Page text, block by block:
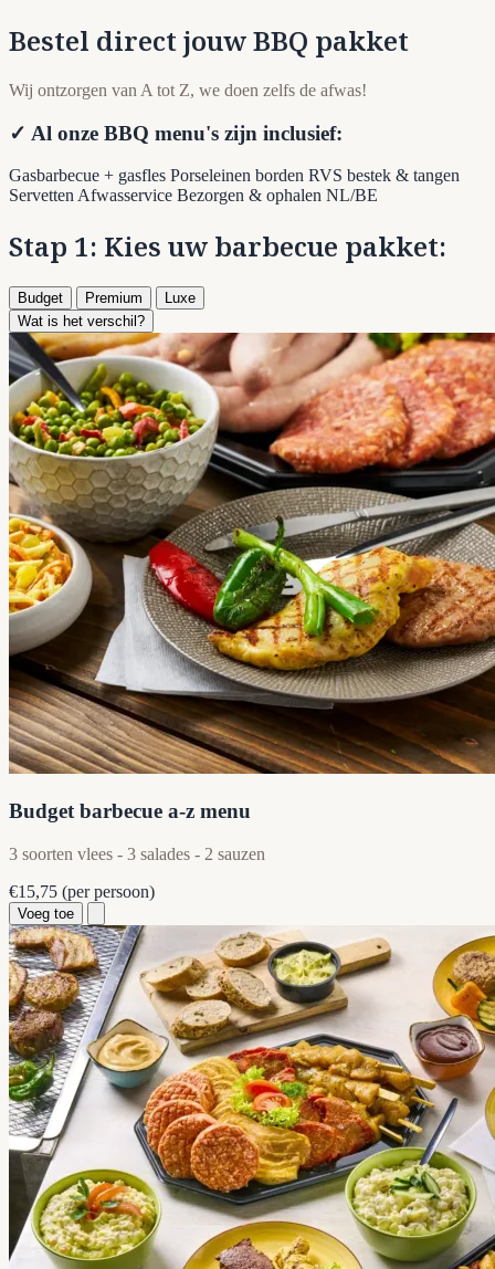
Bestel direct jouw BBQ pakket
Wij ontzorgen van A tot Z, we doen zelfs de afwas!
✓ Al onze BBQ menu's zijn inclusief:
Gasbarbecue + gasfles Porseleinen borden RVS bestek & tangen
Servetten Afwasservice Bezorgen & ophalen NL/BE
Stap 1: Kies uw barbecue pakket:
Budget Premium
Luxe
Wat is het verschil?
Budget barbecue a-z menu
3 soorten vlees - 3 salades - 2 sauzen
€15,75 (per persoon)
Voeg toe